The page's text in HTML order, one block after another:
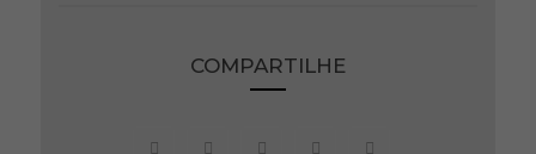
COMPARTILHE